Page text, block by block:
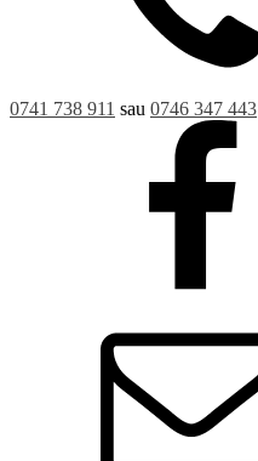
0741 738 911 sau 0746 347 443